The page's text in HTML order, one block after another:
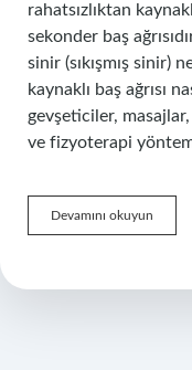
rahatsızlıktan
sekonder baş
sinir (sıkışmış sinir)
kaynaklı baş ağrısı
gevşeticiler,
ve fizyoterapi
Devamını okuyun
Baş
Demek